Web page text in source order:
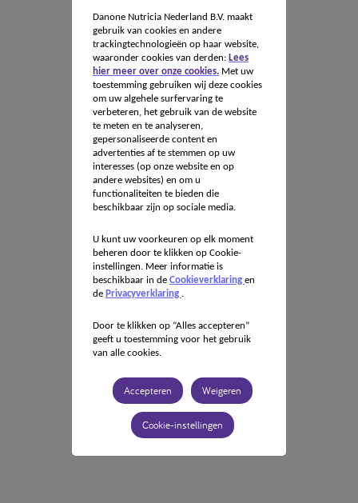
Danone Nutricia Nederland B.V. maakt
gebruik van cookies en andere
trackingtechnologieën op haar website,
waaronder cookies van derden: Lees
hier meer over onze cookies.Met uw
toestemming gebruiken wij deze cookies
om uw algehele surfervaring te
verbeteren, het gebruik van de website
te meten en te analyseren,
gepersonaliseerde content en
advertenties af te stemmen op uw
interesses (op onze website en op
andere websites) en om u
functionaliteiten te bieden die
beschikbaar zijn op sociale media.
U kunt uw voorkeuren op elk moment
beheren door te klikken op Cookie-
instellingen. Meer informatie is
beschikbaar in de Cookieverklaring en
de Privacyverklaring .
Door te klikken op “Alles accepteren”
geeft u toestemming voor het gebruik
van alle cookies.
Accepteren Weigeren
Cookie-instellingen